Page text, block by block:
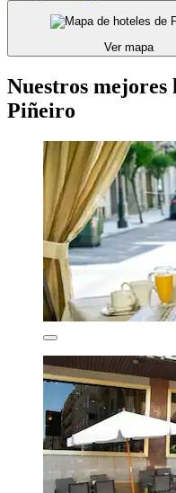
Ver mapa
Nuestros mejores
Piñeiro